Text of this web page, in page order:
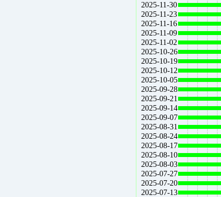
2025-11-30
2025-11-23
2025-11-16
2025-11-09
2025-11-02
2025-10-26
2025-10-19
2025-10-12
2025-10-05
2025-09-28
2025-09-21
2025-09-14
2025-09-07
2025-08-31
2025-08-24
2025-08-17
2025-08-10
2025-08-03
2025-07-27
2025-07-20
2025-07-13